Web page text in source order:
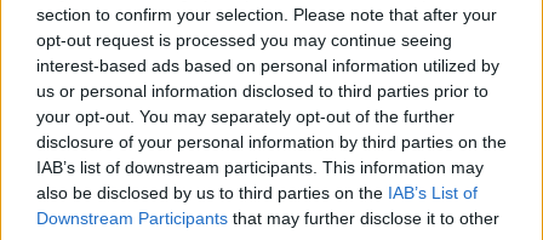
section to confirm your selection. Please note that after your
opt-out request is processed you may continue seeing
interest-based ads based on personal information utilized by
us or personal information disclosed to third parties prior to
your opt-out. You may separately opt-out of the further
disclosure of your personal information by third parties on the
IAB’s list of downstream participants. This information may
also be disclosed by us to third parties on the IAB’s List of
Downstream Participants that may further disclose it to other
Σε επίσημη εκδήλωση